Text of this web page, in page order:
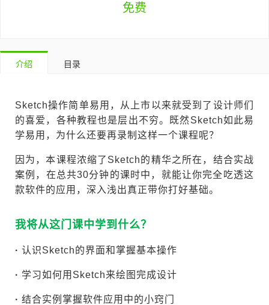
免费
介绍 目录
Sketch操作简单易用，从上市以来就受到了设计师们
的喜爱，各种教程也是层出不穷。既然Sketch如此易
学易用，为什么还要再录制这样一个课程呢？
因为，本课程浓缩了Sketch的精华之所在，结合实战
案例，在总共30分钟的课时中，就能让你完全吃透这
款软件的应用，深入浅出真正带你打好基础。
我将从这门课中学到什么？
· 认识Sketch的界面和掌握基本操作
· 学习如何用Sketch来绘图完成设计
· 结合实例掌握软件应用中的小窍门